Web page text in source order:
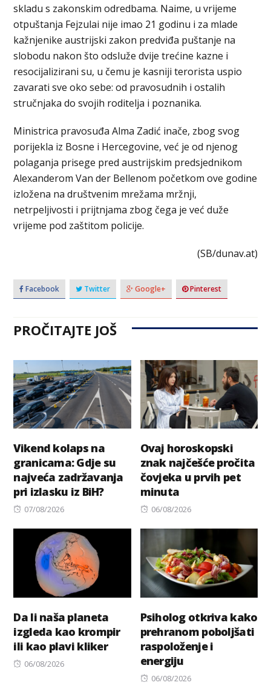
skladu s zakonskim odredbama. Naime, u vrijeme
otpuštanja Fejzulai nije imao 21 godinu i za mlade
kažnjenike austrijski zakon predviđa puštanje na
slobodu nakon što odsluže dvije trećine kazne i
resocijalizirani su, u čemu je kasniji terorista uspio
zavarati sve oko sebe: od pravosudnih i ostalih
stručnjaka do svojih roditelja i poznanika.
Ministrica pravosuđa Alma Zadić inače, zbog svog
porijekla iz Bosne i Hercegovine, već je od njenog
polaganja prisege pred austrijskim predsjednikom
Alexanderom Van der Bellenom početkom ove godine
izložena na društvenim mrežama mržnji,
netrpeljivosti i prijtnjama zbog čega je već duže
vrijeme pod zaštitom policije.
(SB/dunav.at)
Facebook Twitter Google+ Pinterest
PROČITAJTE JOŠ
Vikend kolaps na
granicama: Gdje su
najveća zadržavanja
pri izlasku iz BiH?
Posted
07/08/2026
Ovaj horoskopski
znak najčešće pročita
čovjeka u prvih pet
minuta
Posted
06/08/2026
Da li naša planeta
izgleda kao krompir
ili kao plavi kliker
Posted
06/08/2026
Psiholog otkriva kako
prehranom poboljšati
raspoloženje i
energiju
Posted
06/08/2026